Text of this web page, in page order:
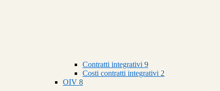
Contratti integrativi 9
Costi contratti integrativi 2
OIV 8